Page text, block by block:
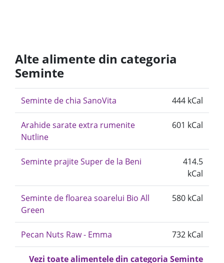
Alte alimente din categoria
Seminte
Seminte de chia SanoVita 444 kCal
Arahide sarate extra rumenite
Nutline
601 kCal
Seminte prajite Super de la Beni
414.5
kCal
Seminte de floarea soarelui Bio All
Green
580 kCal
Pecan Nuts Raw - Emma 732 kCal
Vezi toate alimentele din categoria Seminte